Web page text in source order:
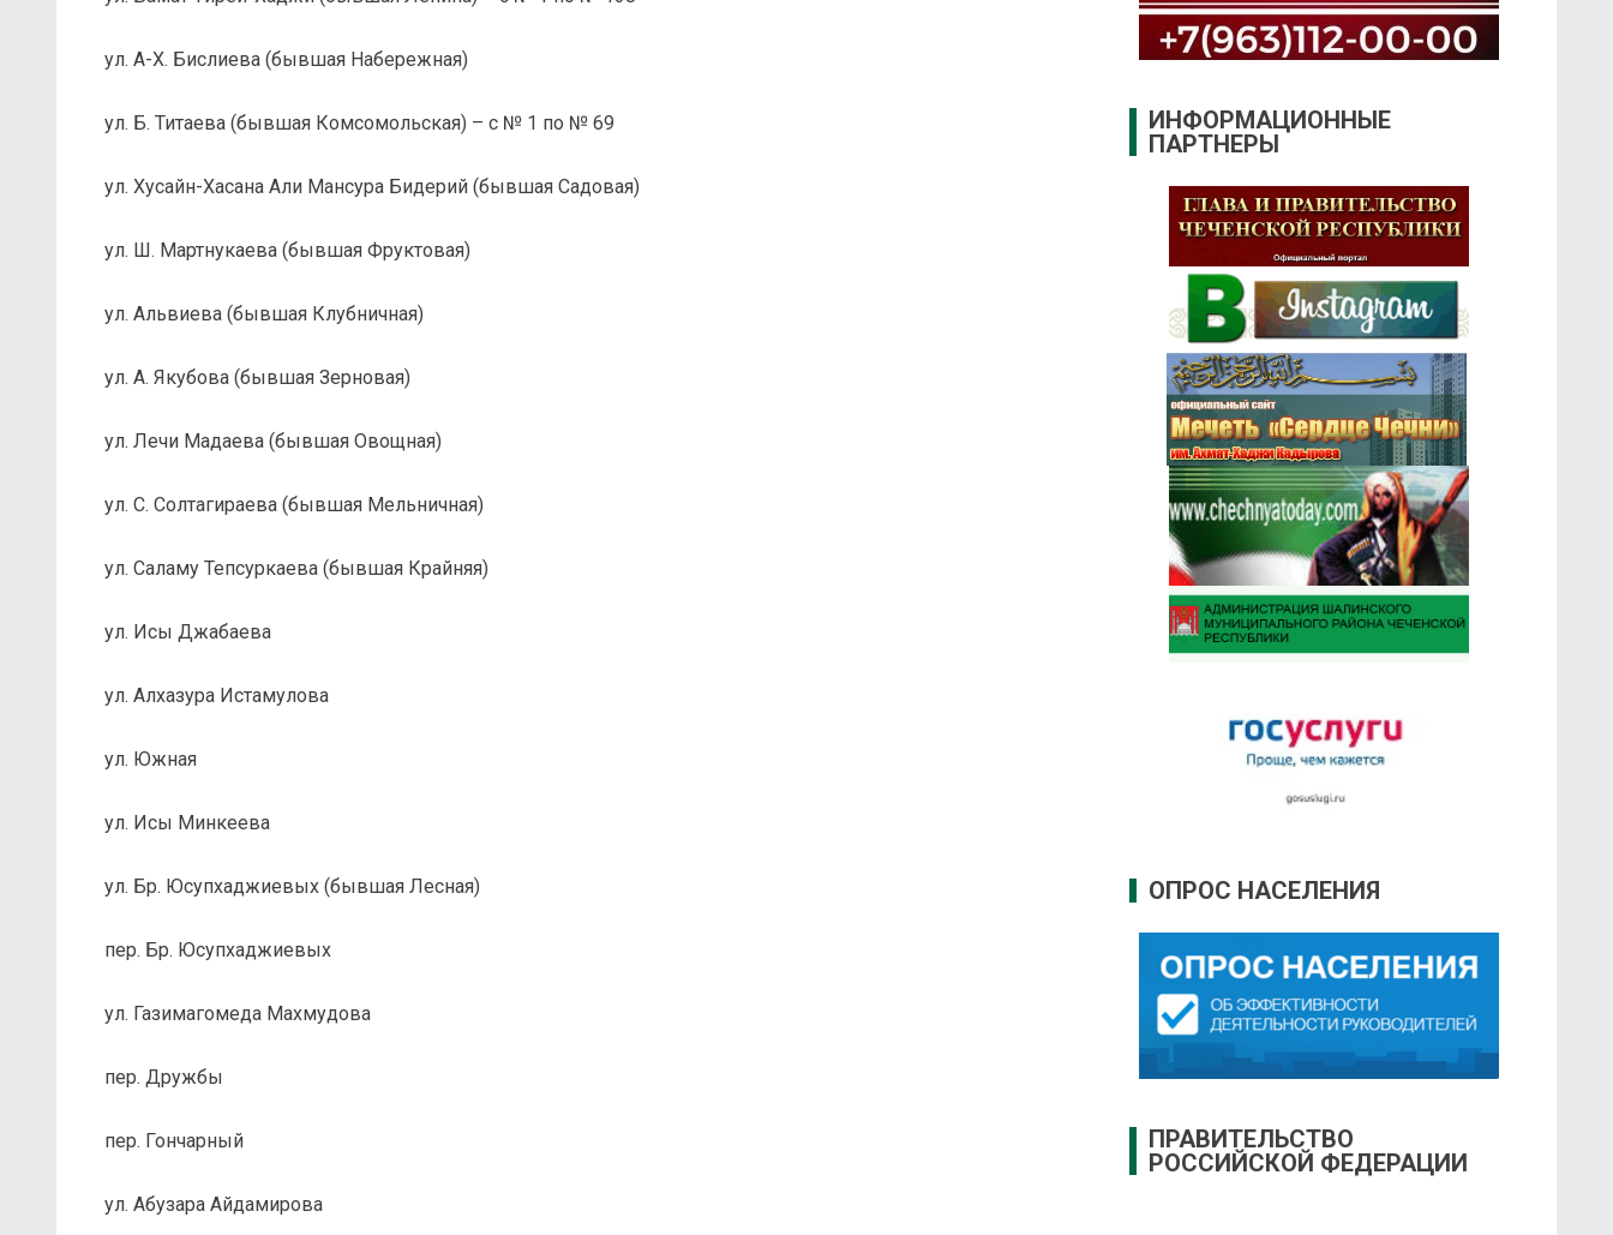
ул. А-Х. Бислиева (бывшая Набережная)
ул. Б. Титаева (бывшая Комсомольская) – с № 1 по № 69
ул. Хусайн-Хасана Али Мансура Бидерий (бывшая Садовая)
ул. Ш. Мартнукаева (бывшая Фруктовая)
ул. Альвиева (бывшая Клубничная)
ул. А. Якубова (бывшая Зерновая)
ул. Лечи Мадаева (бывшая Овощная)
ул. С. Солтагираева (бывшая Мельничная)
ул. Саламу Тепсуркаева (бывшая Крайняя)
ул. Исы Джабаева
ул. Алхазура Истамулова
ул. Южная
ул. Исы Минкеева
ул. Бр. Юсупхаджиевых (бывшая Лесная)
пер. Бр. Юсупхаджиевых
ул. Газимагомеда Махмудова
пер. Дружбы
пер. Гончарный
ул. Абузара Айдамирова
ИНФОРМАЦИОННЫЕ
ПАРТНЕРЫ
ОПРОС НАСЕЛЕНИЯ
ПРАВИТЕЛЬСТВО
РОССИЙСКОЙ ФЕДЕРАЦИИ